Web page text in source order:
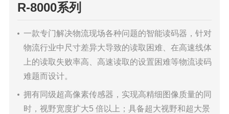
R-8000系列
一款专门解决物流现场各种问题的智能读码器，针对
物流行业中尺寸差异大导致的读取困难、在高速线体
上的读取失败率高、高速读取的设置困难等物流读码
难题而设计。
拥有同级超高像素传感器，实现高精细图像质量的同
时，视野宽度扩大5 倍以上；具备超大视野和超大景